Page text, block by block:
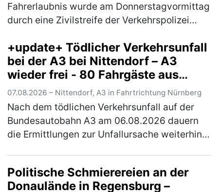
Fahrerlaubnis wurde am Donnerstagvormittag
durch eine Zivilstreife der Verkehrspolizei
wohnhafte Griechin war auf der A9 in Fa…
(mehr)
+update+ Tödlicher Verkehrsunfall
bei der A3 bei Nittendorf – A3
wieder frei - 80 Fahrgäste aus
Zügen evakuiert
07.08.2026 – Nittendorf, A3 in Fahrtrichtung Nürnberg
Nach dem tödlichen Verkehrsunfall auf der
Bundesautobahn A3 am 06.08.2026 dauern
die Ermittlungen zur Unfallursache weiterhin
Politische Schmierereien an der
Donaulände in Regensburg –